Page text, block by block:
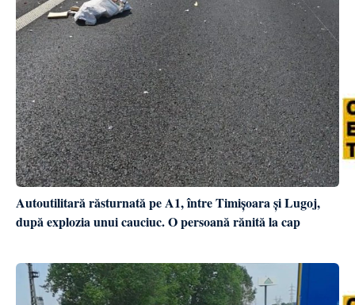
Autoutilitară răsturnată pe A1, între Timișoara și Lugoj,
după explozia unui cauciuc. O persoană rănită la cap